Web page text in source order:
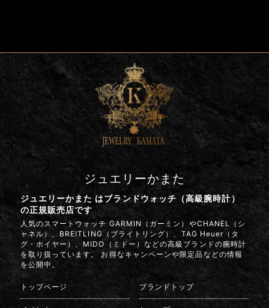
ジュエリーかまた
ジュエリーかまた はブランドウォッチ（高級腕時計）
の正規販売店です
人気のスマートウォッチ GARMIN（ガーミン）やCHANEL（シ
ャネル）、BREITLING（ブライトリング）、TAG Heuer（タ
グ・ホイヤー）、MIDO（ミドー）などの高級ブランドの腕時計
を取り扱っています。 お得なキャンペーンや限定品などの情報
を公開中。
トップページ ブランドトップ